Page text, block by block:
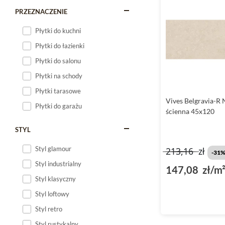
PRZEZNACZENIE
Płytki do kuchni
Płytki do łazienki
Płytki do salonu
Płytki na schody
Płytki tarasowe
Płytki do garażu
STYL
Styl glamour
Styl industrialny
Styl klasyczny
Styl loftowy
Styl retro
akcentami
wnętrza.
Vives płytki to
kształcie, wyróżnia
ale również
Płytki Vives -
Vives Belgravia-R
ścienna 45x120
213,16zł -31%
147,08 zł/m²